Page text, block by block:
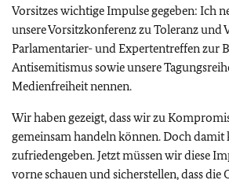
Vorsitzes wichtige Impulse gegeben: Ich
unsere Vorsitzkonferenz zu Toleranz und
Parlamentarier- und Expertentreffen zur
Antisemitismus sowie unsere
Medienfreiheit nennen.
Wir haben gezeigt, dass wir zu
gemeinsam handeln können. Doch
zufriedengeben. Jetzt müssen wir diese
vorne schauen und sicherstellen, dass die